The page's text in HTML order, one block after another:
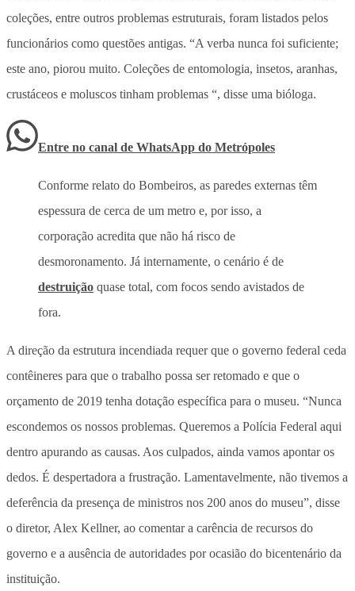
coleções, entre outros problemas estruturais, foram listados pelos
funcionários como questões antigas. “A verba nunca foi suficiente;
este ano, piorou muito. Coleções de entomologia, insetos, aranhas,
crustáceos e moluscos tinham problemas “, disse uma bióloga.
Entre no canal de WhatsApp do Metrópoles
Conforme relato do Bombeiros, as paredes externas têm
espessura de cerca de um metro e, por isso, a
corporação acredita que não há risco de
desmoronamento. Já internamente, o cenário é de
destruição quase total, com focos sendo avistados de
fora.
A direção da estrutura incendiada requer que o governo federal ceda
contêineres para que o trabalho possa ser retomado e que o
orçamento de 2019 tenha dotação específica para o museu. “Nunca
escondemos os nossos problemas. Queremos a Polícia Federal aqui
dentro apurando as causas. Aos culpados, ainda vamos apontar os
dedos. É despertadora a frustração. Lamentavelmente, não tivemos a
deferência da presença de ministros nos 200 anos do museu”, disse
o diretor, Alex Kellner, ao comentar a carência de recursos do
governo e a ausência de autoridades por ocasião do bicentenário da
instituição.